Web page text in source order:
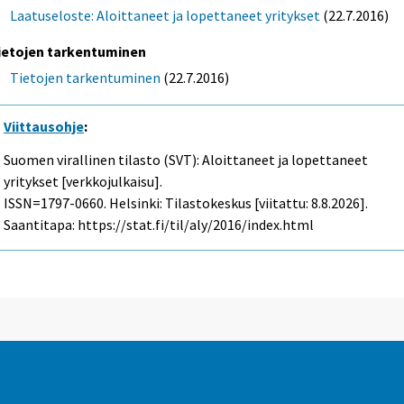
Laatuseloste: Aloittaneet ja lopettaneet yritykset (22.7.2016)
tarkentuminen
Tietojen tarkentuminen (22.7.2016)
Viittausohje:
Suomen virallinen tilasto (SVT): Aloittaneet ja lopettaneet
yritykset [verkkojulkaisu].
ISSN=1797-0660. Helsinki: Tilastokeskus [viitattu: 8.8.2026].
Saantitapa: https://stat.fi/til/aly/2016/index.html